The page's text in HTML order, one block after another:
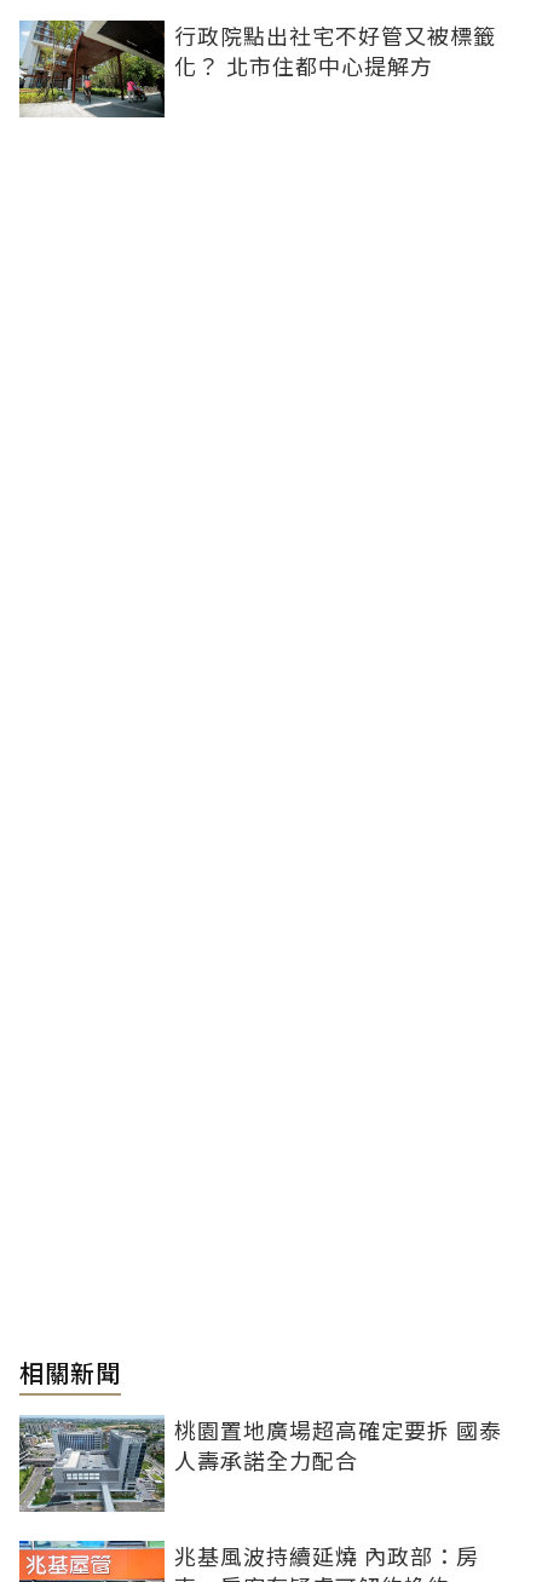
行政院點出社宅不好管又被標籤
化？ 北市住都中心提解方
相關新聞
桃園置地廣場超高確定要拆 國泰
人壽承諾全力配合
兆基風波持續延燒 內政部：房